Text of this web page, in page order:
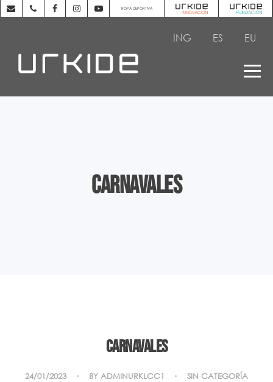
ROPA DEPORTIVA
ING ES EU
Carnavales
Carnavales
24/01/2023 BY ADMINURKLCC1 SIN CATEGORÍA